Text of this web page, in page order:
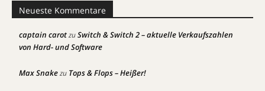
Neueste Kommentare
captain carotzuSwitch & Switch 2 – aktuelle Verkaufszahlen
von Hard- und Software
Max Snakezu Tops & Flops – Heißer!